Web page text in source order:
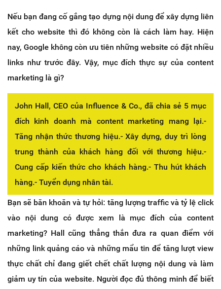
Nếu bạn đang cố gắng tạo dựng nội dung để xây dựng liên
kết cho website thì đó không còn là cách làm hay. Hiện
nay, Google không còn ưu tiên những website có đặt nhiều
links như trước đây. Vậy, mục đích thực sự của content
marketing là gì?
John Hall, CEO của Influence & Co., đã chia sẻ 5 mục
đích kinh doanh mà content marketing mang lại.-
Tăng nhận thức thương hiệu.- Xây dựng, duy trì lòng
trung thành của khách hàng đối với thương hiệu.-
Cung cấp kiến thức cho khách hàng.- Thu hút khách
hàng.- Tuyển dụng nhân tài.
Bạn sẽ băn khoăn và tự hỏi: tăng lượng traffic và tỷ lệ click
vào nội dung có được xem là mục đích của content
marketing? Hall cũng thẳng thắn đưa ra quan điểm với
những link quảng cáo và những mẩu tin để tăng lượt view
thực chất chỉ đang giết chết chất lượng nội dung và làm
giảm uy tín của website. Người đọc đủ thông minh để biết